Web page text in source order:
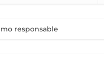
responsable